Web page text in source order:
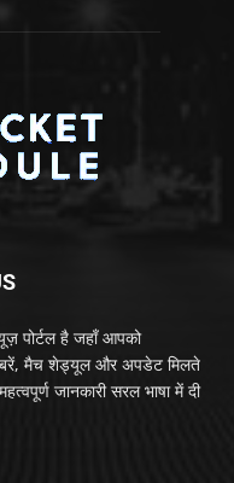
पोर्टल है जहाँ आपको
मैच शेड्यूल और अपडेट मिलते
जानकारी सरल भाषा में दी